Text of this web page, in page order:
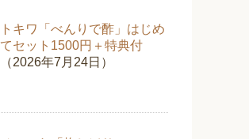
トキワ「べんりで酢」はじめ
てセット1500円＋特典付
（2026年7月24日）